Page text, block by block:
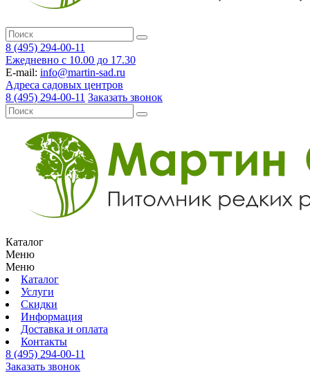
8 (495) 294-00-11
Ежедневно с 10.00 до 17.30
E-mail: info@martin-sad.ru
Адреса садовых центров
8 (495) 294-00-11 Заказать звонок
Каталог
Меню
Меню
Каталог
Услуги
Скидки
Информация
Доставка и оплата
Контакты
8 (495) 294-00-11
Заказать звонок